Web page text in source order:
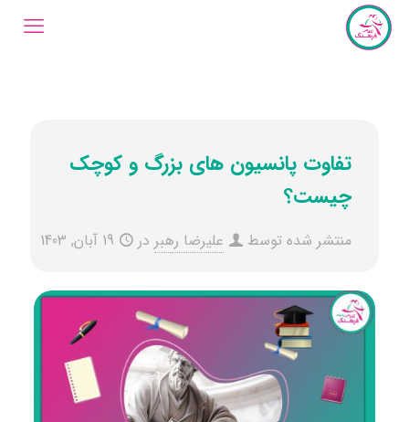
تفاوت پانسیون های بزرگ و کوچک
چیست؟
منتشر شده توسط علیرضا رهبر در 19 آبان, 1403